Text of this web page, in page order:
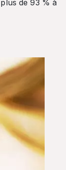
de 93 % à